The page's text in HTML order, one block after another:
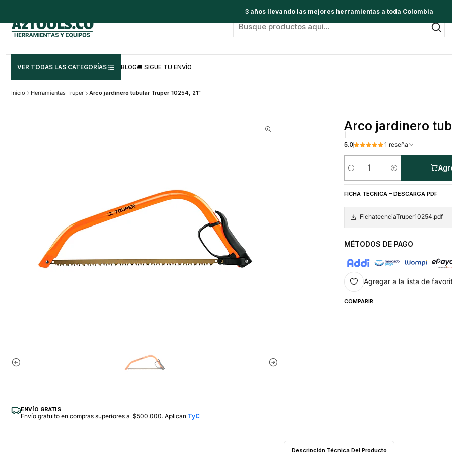
VER TODAS LAS CATEGORÍAS BLOG🚚 SIGUE TU ENVÍO
3 años llevando las mejores herramientas a toda Colombia
Inicio Herramientas Truper Arco jardinero tubular Truper 10254, 21"
Arco jardinero
5.0
1 reseña
Cantidad
FICHA TÉCNICA – DESCARGA PDF
FichatecnciaTruper10254.pdf
MÉTODOS DE PAGO
Agregar a la lista de
COMPARIR
ENVÍO GRATIS
Envío gratuito en compras superiores a $500.000. Aplican TyC